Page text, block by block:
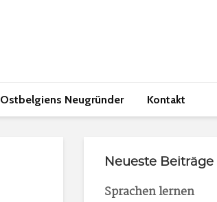
Ostbelgiens Neugründer Kontakt
Neueste Beiträge
Sprachen lernen